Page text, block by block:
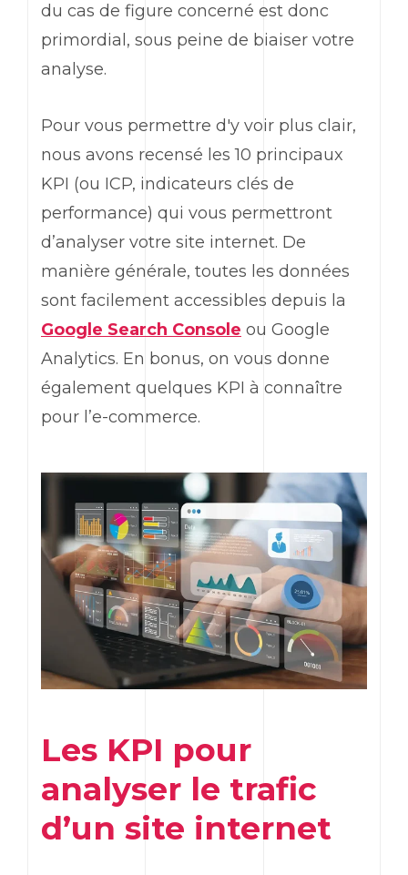
du cas de figure concerné est donc
primordial, sous peine de biaiser votre
analyse.
Pour vous permettre d'y voir plus clair,
nous avons recensé les 10 principaux
KPI (ou ICP, indicateurs clés de
performance) qui vous permettront
d’analyser votre site internet. De
manière générale, toutes les données
sont facilement accessibles depuis la
Google Search Console ou Google
Analytics. En bonus, on vous donne
également quelques KPI à connaître
pour l’e-commerce.
Les KPI pour
analyser le trafic
d’un site internet